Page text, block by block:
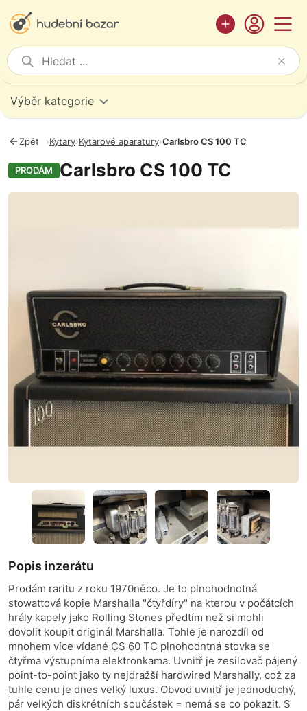
Výběr kategorie
Zpět ›Kytary›Kytarové aparatury›Carlsbro CS 100 TC
PRODÁM Carlsbro CS 100 TC
Popis inzerátu
Prodám raritu z roku 1970něco. Je to plnohodnotná
stowattová kopie Marshalla "čtyřdíry" na kterou v počátcích
hrály kapely jako Rolling Stones předtím než si mohli
dovolit koupit originál Marshalla. Tohle je narozdíl od
mnohem více vídané CS 60 TC plnohodntná stovka se
čtyřma výstupníma elektronkama. Uvnitř je zesilovač pájený
point-to-point jako ty nejdražší hardwired Marshally, což za
tuhle cenu je dnes velký luxus. Obvod uvnitř je jednoduchý,
pár velkých diskrétních součástek = nemá se co pokazit. S